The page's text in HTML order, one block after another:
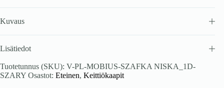
Kuvaus
Lisätiedot
Tuotetunnus (SKU): V-PL-MOBIUS-SZAFKA NISKA_1D-
SZARY Osastot: Eteinen, Keittiökaapit